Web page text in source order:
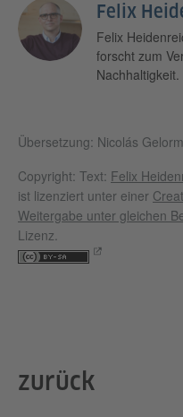
Felix
Felix
forscht zum
Nachhaltigkeit.
Übersetzung: Nicolás
Copyright: Text: Felix
ist lizenziert unter einer
Weitergabe unter gleichen
Lizenz.
zurück